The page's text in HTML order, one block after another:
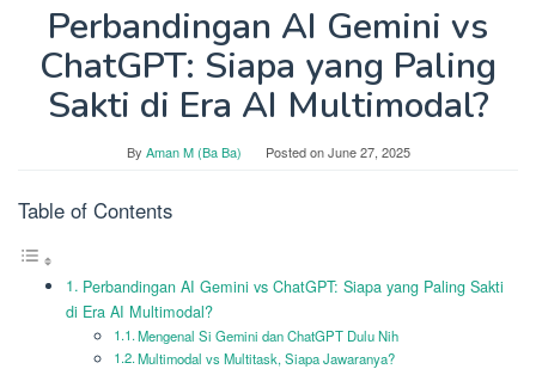
Perbandingan AI Gemini vs
ChatGPT: Siapa yang Paling
Sakti di Era AI Multimodal?
By Aman M (Ba Ba) Posted onJune 27, 2025
Table of Contents
Perbandingan AI Gemini vs ChatGPT: Siapa yang Paling Sakti
di Era AI Multimodal?
Mengenal Si Gemini dan ChatGPT Dulu Nih
Multimodal vs Multitask, Siapa Jawaranya?